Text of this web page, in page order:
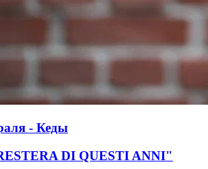
- Кеды
DI QUESTI ANNI"